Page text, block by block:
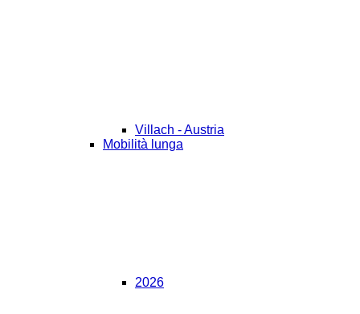
Villach - Austria
Mobilità lunga
2026